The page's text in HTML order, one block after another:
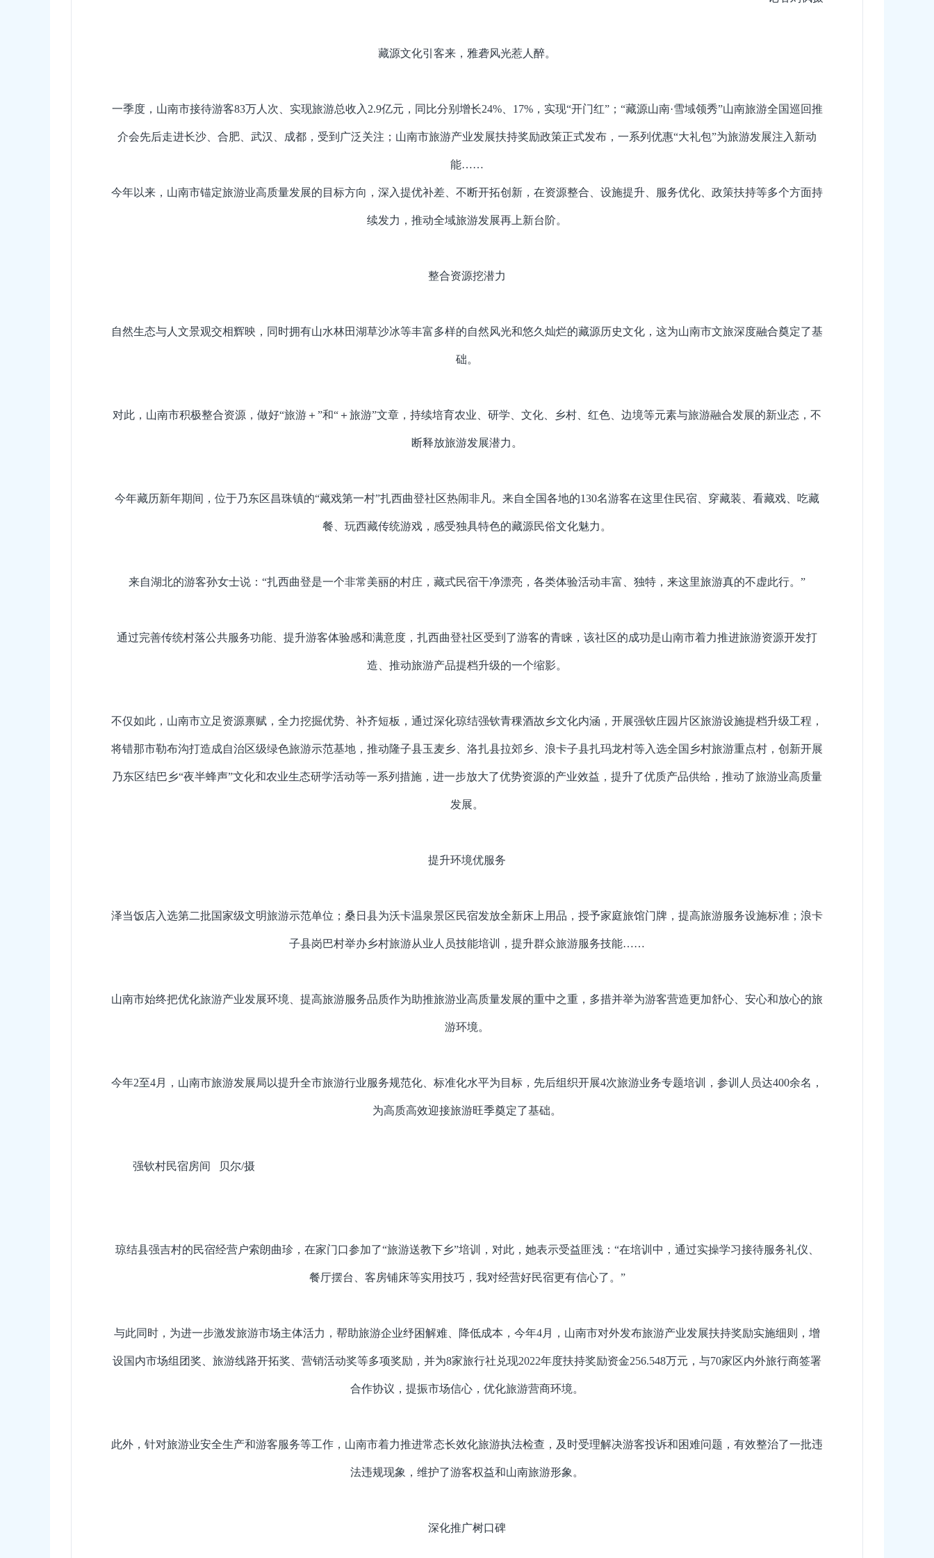
藏源文化引客来，雅砻风光惹人醉。
一季度，山南市接待游客83万人次、实现旅游总收入2.9亿元，同比分别增长24%、17%，实现“开门红”；“藏源山南·雪域领秀”山南旅游全国巡回推
介会先后走进长沙、合肥、武汉、成都，受到广泛关注；山南市旅游产业发展扶持奖励政策正式发布，一系列优惠“大礼包”为旅游发展注入新动
能……
今年以来，山南市锚定旅游业高质量发展的目标方向，深入提优补差、不断开拓创新，在资源整合、设施提升、服务优化、政策扶持等多个方面持
续发力，推动全域旅游发展再上新台阶。
整合资源挖潜力
自然生态与人文景观交相辉映，同时拥有山水林田湖草沙冰等丰富多样的自然风光和悠久灿烂的藏源历史文化，这为山南市文旅深度融合奠定了基
础。
对此，山南市积极整合资源，做好“旅游＋”和“＋旅游”文章，持续培育农业、研学、文化、乡村、红色、边境等元素与旅游融合发展的新业态，不
断释放旅游发展潜力。
今年藏历新年期间，位于乃东区昌珠镇的“藏戏第一村”扎西曲登社区热闹非凡。来自全国各地的130名游客在这里住民宿、穿藏装、看藏戏、吃藏
餐、玩西藏传统游戏，感受独具特色的藏源民俗文化魅力。
来自湖北的游客孙女士说：“扎西曲登是一个非常美丽的村庄，藏式民宿干净漂亮，各类体验活动丰富、独特，来这里旅游真的不虚此行。”
通过完善传统村落公共服务功能、提升游客体验感和满意度，扎西曲登社区受到了游客的青睐，该社区的成功是山南市着力推进旅游资源开发打
造、推动旅游产品提档升级的一个缩影。
不仅如此，山南市立足资源禀赋，全力挖掘优势、补齐短板，通过深化琼结强钦青稞酒故乡文化内涵，开展强钦庄园片区旅游设施提档升级工程，
将错那市勒布沟打造成自治区级绿色旅游示范基地，推动隆子县玉麦乡、洛扎县拉郊乡、浪卡子县扎玛龙村等入选全国乡村旅游重点村，创新开展
乃东区结巴乡“夜半蜂声”文化和农业生态研学活动等一系列措施，进一步放大了优势资源的产业效益，提升了优质产品供给，推动了旅游业高质量
发展。
提升环境优服务
泽当饭店入选第二批国家级文明旅游示范单位；桑日县为沃卡温泉景区民宿发放全新床上用品，授予家庭旅馆门牌，提高旅游服务设施标准；浪卡
子县岗巴村举办乡村旅游从业人员技能培训，提升群众旅游服务技能……
山南市始终把优化旅游产业发展环境、提高旅游服务品质作为助推旅游业高质量发展的重中之重，多措并举为游客营造更加舒心、安心和放心的旅
游环境。
今年2至4月，山南市旅游发展局以提升全市旅游行业服务规范化、标准化水平为目标，先后组织开展4次旅游业务专题培训，参训人员达400余名，
为高质高效迎接旅游旺季奠定了基础。
强钦村民宿房间 贝尔/摄
琼结县强吉村的民宿经营户索朗曲珍，在家门口参加了“旅游送教下乡”培训，对此，她表示受益匪浅：“在培训中，通过实操学习接待服务礼仪、
餐厅摆台、客房铺床等实用技巧，我对经营好民宿更有信心了。”
与此同时，为进一步激发旅游市场主体活力，帮助旅游企业纾困解难、降低成本，今年4月，山南市对外发布旅游产业发展扶持奖励实施细则，增
设国内市场组团奖、旅游线路开拓奖、营销活动奖等多项奖励，并为8家旅行社兑现2022年度扶持奖励资金256.548万元，与70家区内外旅行商签署
合作协议，提振市场信心，优化旅游营商环境。
此外，针对旅游业安全生产和游客服务等工作，山南市着力推进常态长效化旅游执法检查，及时受理解决游客投诉和困难问题，有效整治了一批违
法违规现象，维护了游客权益和山南旅游形象。
深化推广树口碑